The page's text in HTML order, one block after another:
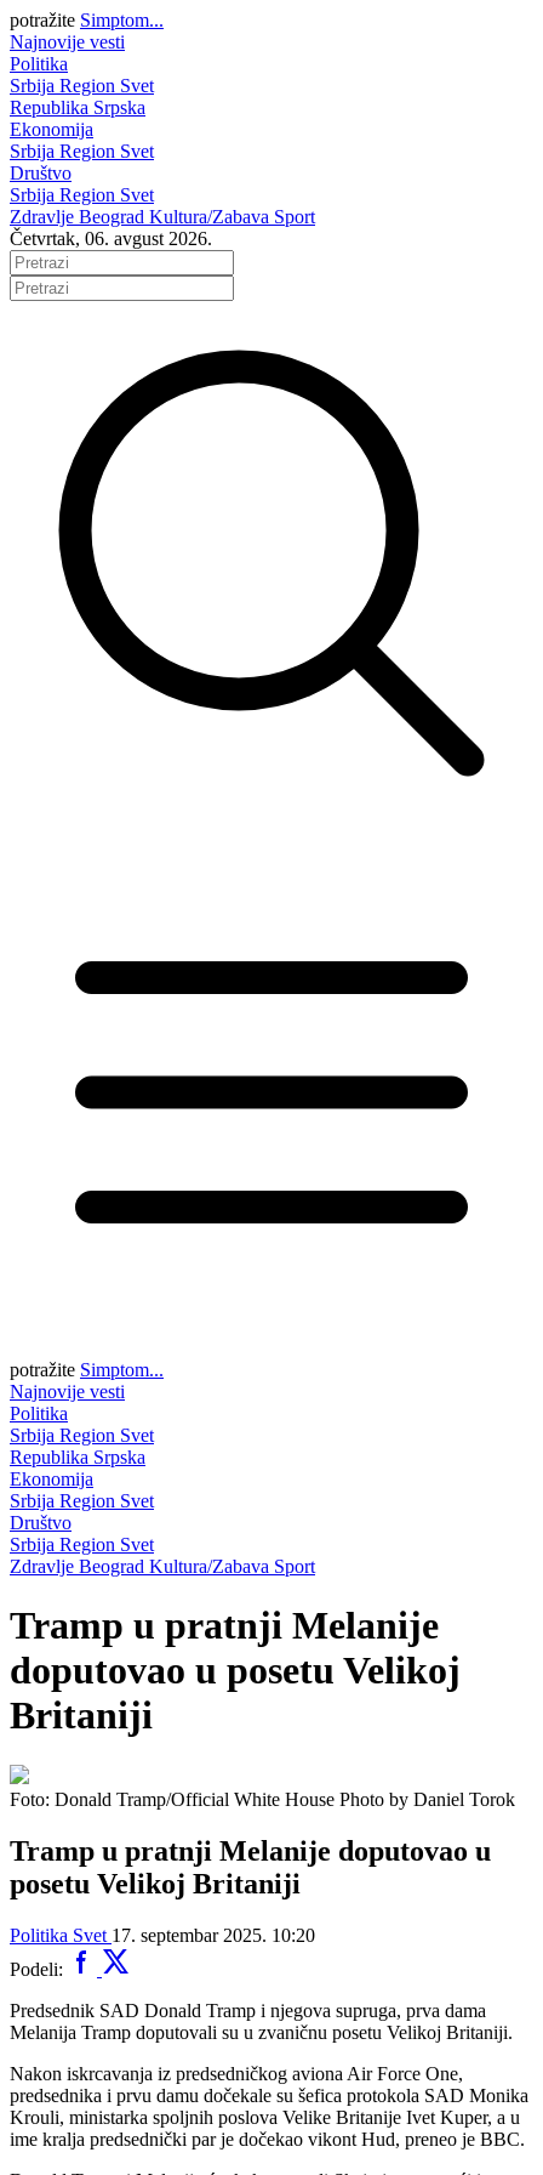
potražite Simptom...
Najnovije vesti
Politika
Srbija Region Svet
Republika Srpska
Ekonomija
Srbija Region Svet
Društvo
Srbija Region Svet
Zdravlje Beograd Kultura/Zabava Sport
Četvrtak, 06. avgust 2026.
potražite Simptom...
Najnovije vesti
Politika
Srbija Region Svet
Republika Srpska
Ekonomija
Srbija Region Svet
Društvo
Srbija Region Svet
Zdravlje Beograd Kultura/Zabava Sport
Tramp u pratnji Melanije
doputovao u posetu Velikoj
Britaniji
Foto: Donald Tramp/Official White House Photo by Daniel Torok
Tramp u pratnji Melanije doputovao u
posetu Velikoj Britaniji
Politika Svet 17. septembar 2025. 10:20
Podeli:
Predsednik SAD Donald Tramp i njegova supruga, prva dama
Melanija Tramp doputovali su u zvaničnu posetu Velikoj Britaniji.
Nakon iskrcavanja iz predsedničkog aviona Air Force One,
predsednika i prvu damu dočekale su šefica protokola SAD Monika
Krouli, ministarka spoljnih poslova Velike Britanije Ivet Kuper, a u
ime kralja predsednički par je dočekao vikont Hud, preneo je BBC.